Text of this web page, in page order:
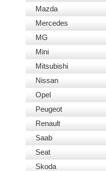
Mazda
Mercedes
MG
Mini
Mitsubishi
Nissan
Opel
Peugeot
Renault
Saab
Seat
Skoda